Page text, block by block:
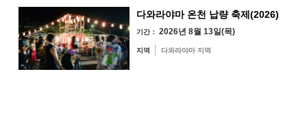
유야·헤키 지역
오미지마섬·가요
이·센자키 지역
다와라야마 온천 납량 축제(2026)
기간： 2026년 8월 13일(목)
지역 다와라야마 지역